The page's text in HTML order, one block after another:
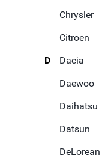
Chrysler
Citroen
D
Dacia
Daewoo
Daihatsu
Datsun
DeLorean